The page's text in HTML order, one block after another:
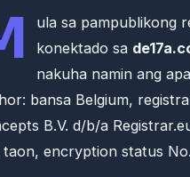
ula sa pampublikong
konektado sa
nakuha namin ang
bansa Belgium,
B.V. d/b/a
taon, encryption status No.